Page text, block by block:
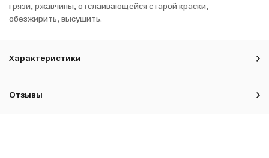
грязи, ржавчины, отслаивающейся старой краски,
обезжирить, высушить.
Характеристики
Отзывы